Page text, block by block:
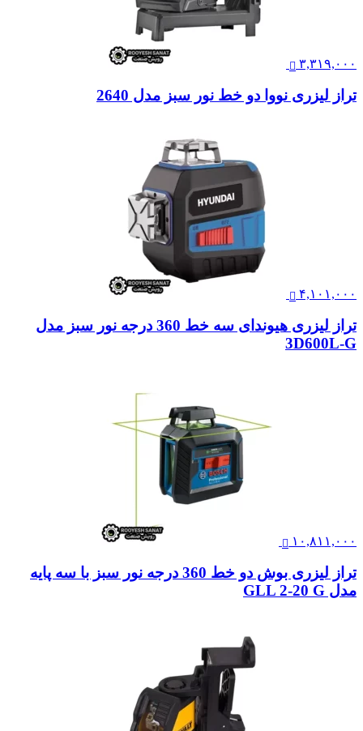
۳,۳۱۹,۰۰۰
تراز لیزری نووا دو خط نور سبز مدل 2640
۴,۱۰۱,۰۰۰
تراز لیزری هیوندای سه خط 360 درجه نور سبز مدل
3D600L-G
۱۰,۸۱۱,۰۰۰
تراز لیزری بوش دو خط 360 درجه نور سبز با سه پایه
مدل GLL 2-20 G